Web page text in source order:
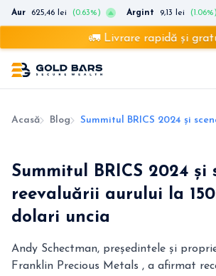
Aur 625,46 lei (0.63%) Argint 9,13 lei (1.06%)
🚛 Livrare rapidă și
Acasă Blog Summitul BRICS 2024 și
Summitul BRICS 2024 și
reevaluării aurului la
dolari uncia
Andy Schectman, președintele și
Franklin Precious Metals , a afirmat